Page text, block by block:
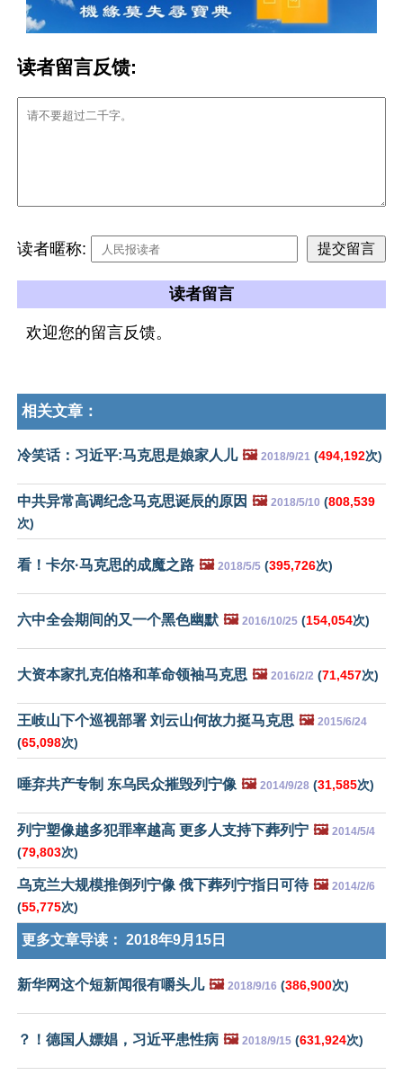
读者留言反馈:
读者暱称:
读者留言
欢迎您的留言反馈。
相关文章：
冷笑话：习近平:马克思是娘家人儿 🖼️ 2018/9/21 (494,192次)
中共异常高调纪念马克思诞辰的原因 🖼️ 2018/5/10 (808,539
次)
看！卡尔·马克思的成魔之路 🖼️ 2018/5/5 (395,726次)
六中全会期间的又一个黑色幽默 🖼️ 2016/10/25 (154,054次)
大资本家扎克伯格和革命领袖马克思 🖼️ 2016/2/2 (71,457次)
王岐山下个巡视部署 刘云山何故力挺马克思 🖼️ 2015/6/24
(65,098次)
唾弃共产专制 东乌民众摧毁列宁像 🖼️ 2014/9/28 (31,585次)
列宁塑像越多犯罪率越高 更多人支持下葬列宁 🖼️ 2014/5/4
(79,803次)
乌克兰大规模推倒列宁像 俄下葬列宁指日可待 🖼️ 2014/2/6
(55,775次)
更多文章导读： 2018年9月15日
新华网这个短新闻很有嚼头儿 🖼️ 2018/9/16 (386,900次)
？！德国人嫖娼，习近平患性病 🖼️ 2018/9/15 (631,924次)